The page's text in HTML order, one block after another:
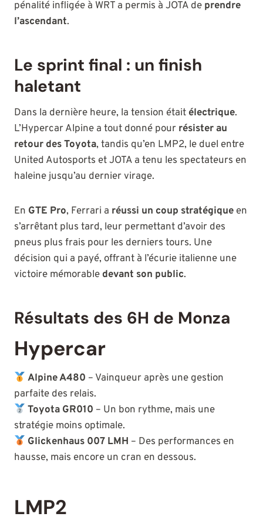
pénalité infligée à WRT a permis à JOTA de prendre
l’ascendant.
Le sprint final : un finish
haletant
Dans la dernière heure, la tension était électrique.
L’Hypercar Alpine a tout donné pour résister au
retour des Toyota, tandis qu’en LMP2, le duel entre
United Autosports et JOTA a tenu les spectateurs en
haleine jusqu’au dernier virage.
En GTE Pro, Ferrari a réussi un coup stratégique en
s’arrêtant plus tard, leur permettant d’avoir des
pneus plus frais pour les derniers tours. Une
décision qui a payé, offrant à l’écurie italienne une
victoire mémorable devant son public.
Résultats des 6H de Monza
Hypercar
Alpine A480 – Vainqueur après une gestion
parfaite des relais.
Toyota GR010 – Un bon rythme, mais une
stratégie moins optimale.
Glickenhaus 007 LMH – Des performances en
hausse, mais encore un cran en dessous.
LMP2